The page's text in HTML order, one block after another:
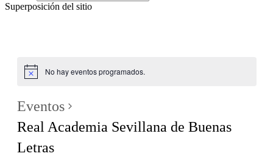
Superposición del sitio
No hay eventos programados.
Eventos
Real Academia Sevillana de Buenas
Letras